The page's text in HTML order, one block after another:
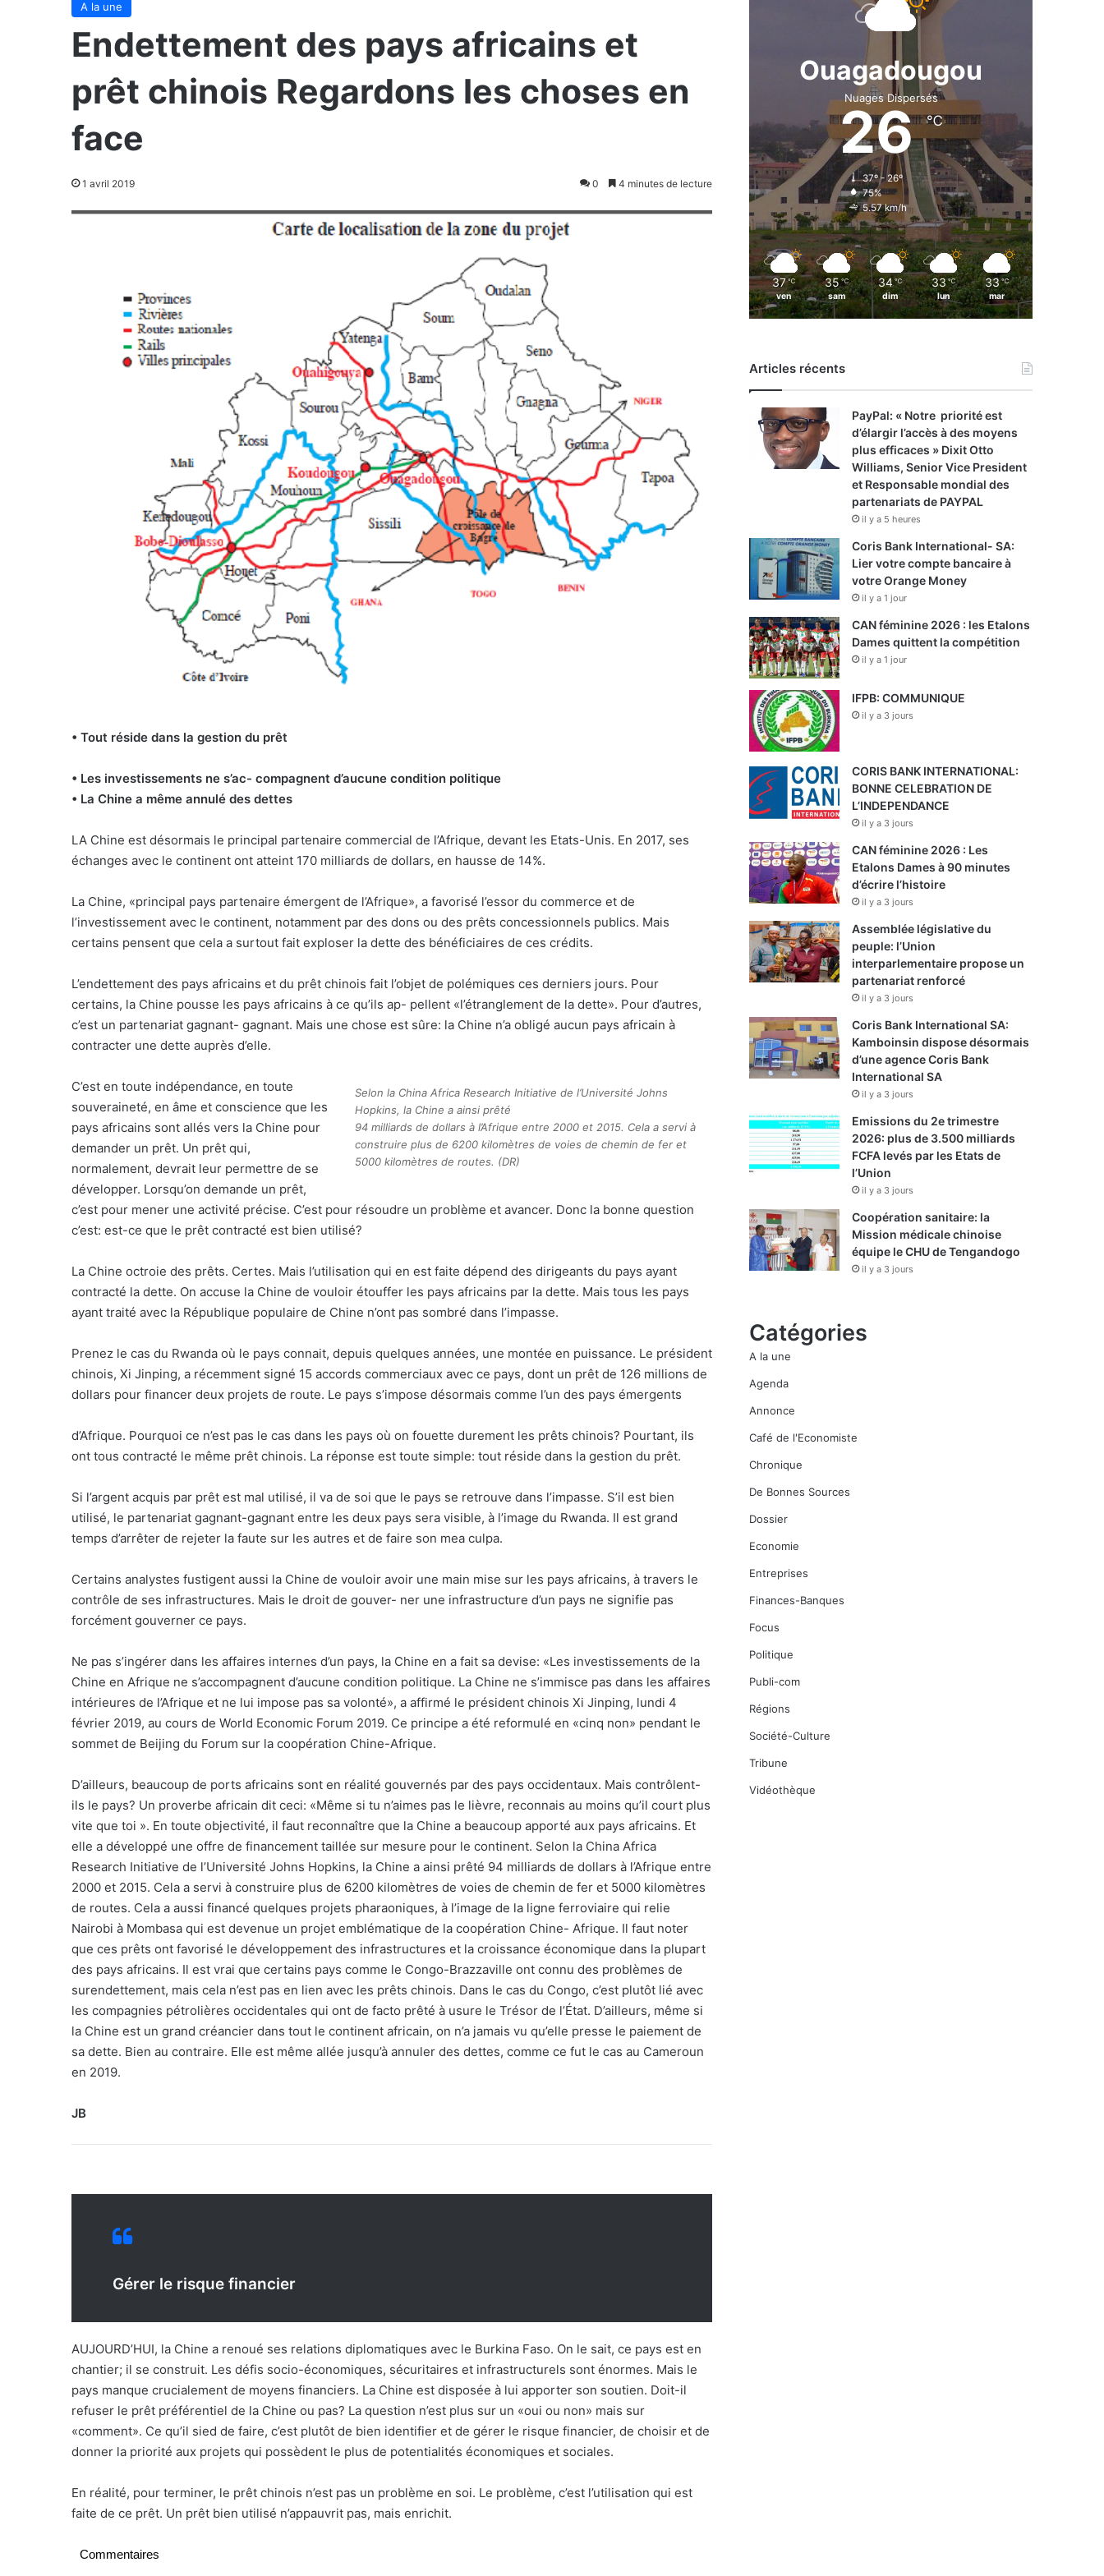
A la une
Endettement des pays africains et
prêt chinois Regardons les choses en
face
1 avril 2019 0 4 minutes de lecture
• Tout réside dans la gestion du prêt
• Les investissements ne s’ac- compagnent d’aucune condition politique
• La Chine a même annulé des dettes
LA Chine est désormais le principal partenaire commercial de l’Afrique, devant les Etats-Unis. En 2017, ses
échanges avec le continent ont atteint 170 milliards de dollars, en hausse de 14%.
La Chine, «principal pays partenaire émergent de l’Afrique», a favorisé l’essor du commerce et de
l’investissement avec le continent, notamment par des dons ou des prêts concessionnels publics. Mais
certains pensent que cela a surtout fait exploser la dette des bénéficiaires de ces crédits.
L’endettement des pays africains et du prêt chinois fait l’objet de polémiques ces derniers jours. Pour
certains, la Chine pousse les pays africains à ce qu’ils ap- pellent «l’étranglement de la dette». Pour d’autres,
c’est un partenariat gagnant- gagnant. Mais une chose est sûre: la Chine n’a obligé aucun pays africain à
contracter une dette auprès d’elle.
Selon la China Africa Research Initiative de l’Université Johns
Hopkins, la Chine a ainsi prêté
94 milliards de dollars à l’Afrique entre 2000 et 2015. Cela a servi à
construire plus de 6200 kilomètres de voies de chemin de fer et
5000 kilomètres de routes. (DR)
C’est en toute indépendance, en toute
souveraineté, en âme et conscience que les
pays africains sont allés vers la Chine pour
demander un prêt. Un prêt qui,
normalement, devrait leur permettre de se
développer. Lorsqu’on demande un prêt,
c’est pour mener une activité précise. C’est pour résoudre un problème et avancer. Donc la bonne question
c’est: est-ce que le prêt contracté est bien utilisé?
La Chine octroie des prêts. Certes. Mais l’utilisation qui en est faite dépend des dirigeants du pays ayant
contracté la dette. On accuse la Chine de vouloir étouffer les pays africains par la dette. Mais tous les pays
ayant traité avec la République populaire de Chine n’ont pas sombré dans l’impasse.
Prenez le cas du Rwanda où le pays connait, depuis quelques années, une montée en puissance. Le président
chinois, Xi Jinping, a récemment signé 15 accords commerciaux avec ce pays, dont un prêt de 126 millions de
dollars pour financer deux projets de route. Le pays s’impose désormais comme l’un des pays émergents
d’Afrique. Pourquoi ce n’est pas le cas dans les pays où on fouette durement les prêts chinois? Pourtant, ils
ont tous contracté le même prêt chinois. La réponse est toute simple: tout réside dans la gestion du prêt.
Si l’argent acquis par prêt est mal utilisé, il va de soi que le pays se retrouve dans l’impasse. S’il est bien
utilisé, le partenariat gagnant-gagnant entre les deux pays sera visible, à l’image du Rwanda. Il est grand
temps d’arrêter de rejeter la faute sur les autres et de faire son mea culpa.
Certains analystes fustigent aussi la Chine de vouloir avoir une main mise sur les pays africains, à travers le
contrôle de ses infrastructures. Mais le droit de gouver- ner une infrastructure d’un pays ne signifie pas
forcément gouverner ce pays.
Ne pas s’ingérer dans les affaires internes d’un pays, la Chine en a fait sa devise: «Les investissements de la
Chine en Afrique ne s’accompagnent d’aucune condition politique. La Chine ne s’immisce pas dans les affaires
intérieures de l’Afrique et ne lui impose pas sa volonté», a affirmé le président chinois Xi Jinping, lundi 4
février 2019, au cours de World Economic Forum 2019. Ce principe a été reformulé en «cinq non» pendant le
sommet de Beijing du Forum sur la coopération Chine-Afrique.
D’ailleurs, beaucoup de ports africains sont en réalité gouvernés par des pays occidentaux. Mais contrôlent-
ils le pays? Un proverbe africain dit ceci: «Même si tu n’aimes pas le lièvre, reconnais au moins qu’il court plus
vite que toi ». En toute objectivité, il faut reconnaître que la Chine a beaucoup apporté aux pays africains. Et
elle a développé une offre de financement taillée sur mesure pour le continent. Selon la China Africa
Research Initiative de l’Université Johns Hopkins, la Chine a ainsi prêté 94 milliards de dollars à l’Afrique entre
2000 et 2015. Cela a servi à construire plus de 6200 kilomètres de voies de chemin de fer et 5000 kilomètres
de routes. Cela a aussi financé quelques projets pharaoniques, à l’image de la ligne ferroviaire qui relie
Nairobi à Mombasa qui est devenue un projet emblématique de la coopération Chine- Afrique. Il faut noter
que ces prêts ont favorisé le développement des infrastructures et la croissance économique dans la plupart
des pays africains. Il est vrai que certains pays comme le Congo-Brazzaville ont connu des problèmes de
surendettement, mais cela n’est pas en lien avec les prêts chinois. Dans le cas du Congo, c’est plutôt lié avec
les compagnies pétrolières occidentales qui ont de facto prêté à usure le Trésor de l’État. D’ailleurs, même si
la Chine est un grand créancier dans tout le continent africain, on n’a jamais vu qu’elle presse le paiement de
sa dette. Bien au contraire. Elle est même allée jusqu’à annuler des dettes, comme ce fut le cas au Cameroun
en 2019.
JB
Gérer le risque financier
AUJOURD’HUI, la Chine a renoué ses relations diplomatiques avec le Burkina Faso. On le sait, ce pays est en
chantier; il se construit. Les défis socio-économiques, sécuritaires et infrastructurels sont énormes. Mais le
pays manque crucialement de moyens financiers. La Chine est disposée à lui apporter son soutien. Doit-il
refuser le prêt préférentiel de la Chine ou pas? La question n’est plus sur un «oui ou non» mais sur
«comment». Ce qu’il sied de faire, c’est plutôt de bien identifier et de gérer le risque financier, de choisir et de
donner la priorité aux projets qui possèdent le plus de potentialités économiques et sociales.
En réalité, pour terminer, le prêt chinois n’est pas un problème en soi. Le problème, c’est l’utilisation qui est
faite de ce prêt. Un prêt bien utilisé n’appauvrit pas, mais enrichit.
Commentaires
Ouagadougou
Nuages Dispersés
26℃
37º - 26º
75%
5.57 km/h
37 ℃
ven
35 ℃
sam
34 ℃
dim
33 ℃
lun
33 ℃
mar
Articles récents
PayPal: « Notre priorité est
d’élargir l’accès à des moyens
plus efficaces » Dixit Otto
Williams, Senior Vice President
et Responsable mondial des
partenariats de PAYPAL
il y a 5 heures
Coris Bank International- SA:
Lier votre compte bancaire à
votre Orange Money
il y a 1 jour
CAN féminine 2026 : les Etalons
Dames quittent la compétition
il y a 1 jour
IFPB: COMMUNIQUE
il y a 3 jours
CORIS BANK INTERNATIONAL:
BONNE CELEBRATION DE
L’INDEPENDANCE
il y a 3 jours
CAN féminine 2026 : Les
Etalons Dames à 90 minutes
d’écrire l’histoire
il y a 3 jours
Assemblée législative du
peuple: l’Union
interparlementaire propose un
partenariat renforcé
il y a 3 jours
Coris Bank International SA:
Kamboinsin dispose désormais
d’une agence Coris Bank
International SA
il y a 3 jours
Emissions du 2e trimestre
2026: plus de 3.500 milliards
FCFA levés par les Etats de
l’Union
il y a 3 jours
Coopération sanitaire: la
Mission médicale chinoise
équipe le CHU de Tengandogo
il y a 3 jours
Catégories
A la une
Agenda
Annonce
Café de l'Economiste
Chronique
De Bonnes Sources
Dossier
Economie
Entreprises
Finances-Banques
Focus
Politique
Publi-com
Régions
Société-Culture
Tribune
Vidéothèque